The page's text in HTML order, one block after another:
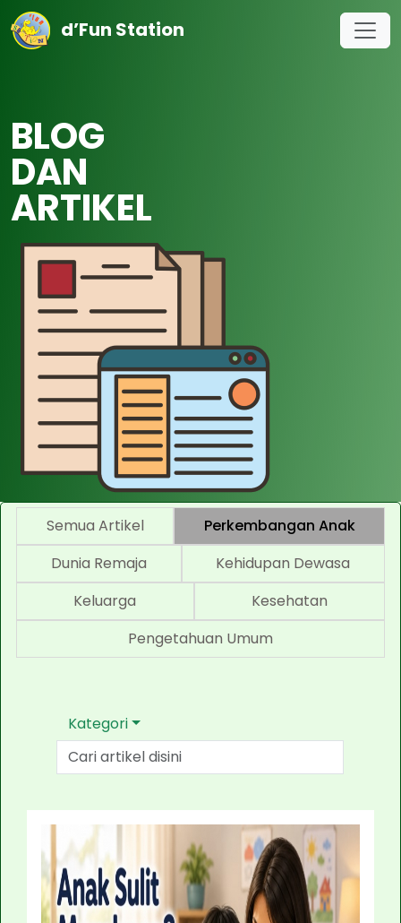
d’Fun Station
BLOG
DAN
ARTIKEL
Semua Artikel
Perkembangan Anak
Dunia Remaja
Kehidupan Dewasa
Keluarga
Kesehatan
Pengetahuan Umum
Kategori